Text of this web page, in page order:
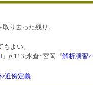
取り去った残り。
よい。
I』 p .113;永倉･宮岡『解析演習
ε近傍定義